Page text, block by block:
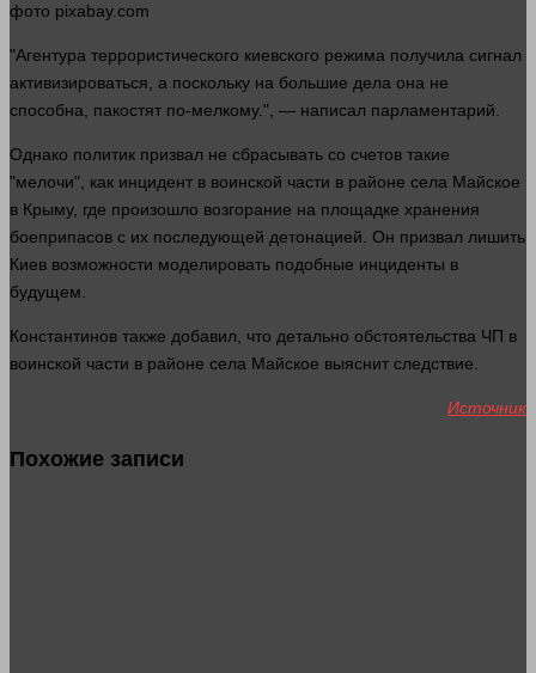
фото pixabay.com
"Агентура террористического киевского режима получила сигнал
активизироваться, а поскольку на большие дела она не
способна, пакостят по-мелкому.", — написал парламентарий.
Однако политик призвал не сбрасывать со счетов такие
"мелочи", как инцидент в воинской части в районе села Майское
в Крыму, где произошло возгорание на площадке хранения
боеприпасов с их последующей детонацией. Он призвал лишить
Киев возможности моделировать подобные инциденты в
будущем.
Константинов также добавил, что детально обстоятельства ЧП в
воинской части в районе села Майское выяснит следствие.
Источник
Похожие записи